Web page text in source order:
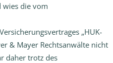
wies die vom
„HUK-
& Mayer Rechtsanwälte nicht
daher trotz des